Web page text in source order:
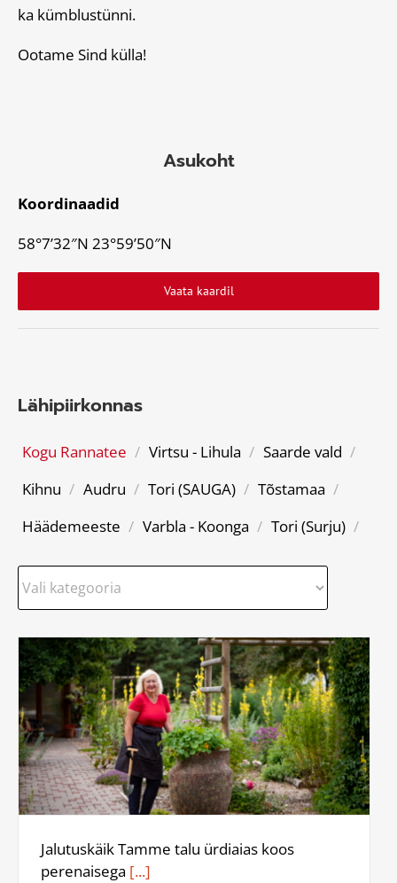
ka kümblustünni.
Ootame Sind külla!
Asukoht
Koordinaadid
58°7’32″N 23°59’50″N
Vaata kaardil
Lähipiirkonnas
Kogu Rannatee / Virtsu - Lihula / Saarde vald /
Kihnu / Audru / Tori (SAUGA) / Tõstamaa /
Häädemeeste / Varbla - Koonga / Tori (Surju) /
Jalutuskäik Tamme talu ürdiaias koos
perenaisega [...]